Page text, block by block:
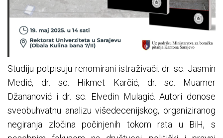
Studiju potpisuju renomirani istraživači: dr. sc. Jasmin
Medić, dr. sc. Hikmet Karčić, dr. sc. Muamer
Džananović i dr. sc. Elvedin Mulagić. Autori donose
sveobuhvatnu analizu višedecenijskog, organiziranog
negiranja zločina počinjenih tokom rata u BiH, s